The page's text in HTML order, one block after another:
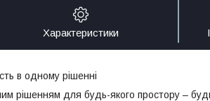
Характеристики
в одному рішенні
рішенням для будь-якого простору –